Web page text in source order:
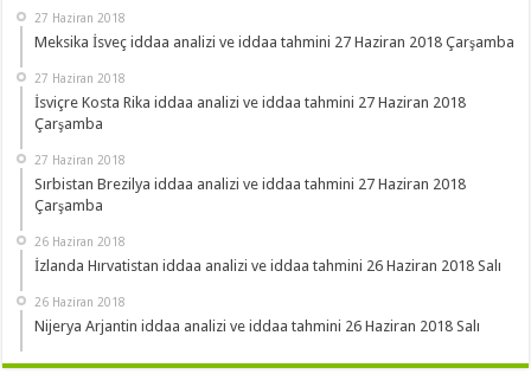
27 Haziran 2018
Meksika İsveç iddaa analizi ve iddaa tahmini 27 Haziran 2018 Çarşamba
27 Haziran 2018
İsviçre Kosta Rika iddaa analizi ve iddaa tahmini 27 Haziran 2018
Çarşamba
27 Haziran 2018
Sırbistan Brezilya iddaa analizi ve iddaa tahmini 27 Haziran 2018
Çarşamba
26 Haziran 2018
İzlanda Hırvatistan iddaa analizi ve iddaa tahmini 26 Haziran 2018 Salı
26 Haziran 2018
Nijerya Arjantin iddaa analizi ve iddaa tahmini 26 Haziran 2018 Salı